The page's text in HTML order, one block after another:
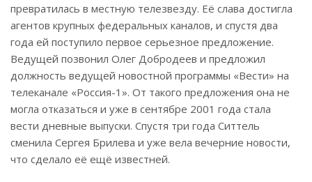
превратилась в местную телезвезду. Её слава достигла
агентов крупных федеральных каналов, и спустя два
года ей поступило первое серьезное предложение.
Ведущей позвонил Олег Добродеев и предложил
должность ведущей новостной программы «Вести» на
телеканале «Россия-1». От такого предложения она не
могла отказаться и уже в сентябре 2001 года стала
вести дневные выпуски. Спустя три года Ситтель
сменила Сергея Брилева и уже вела вечерние новости,
что сделало её ещё известней.